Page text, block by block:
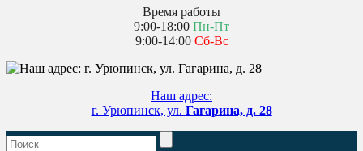
Время работы
9:00-18:00 Пн-Пт
9:00-14:00 Сб-Вс
Наш адрес:
г. Урюпинск, ул. Гагарина, д. 28